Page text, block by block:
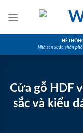
HỆ
Nhà sản xuất, phân
Cửa gỗ HDF
sắc và kiểu